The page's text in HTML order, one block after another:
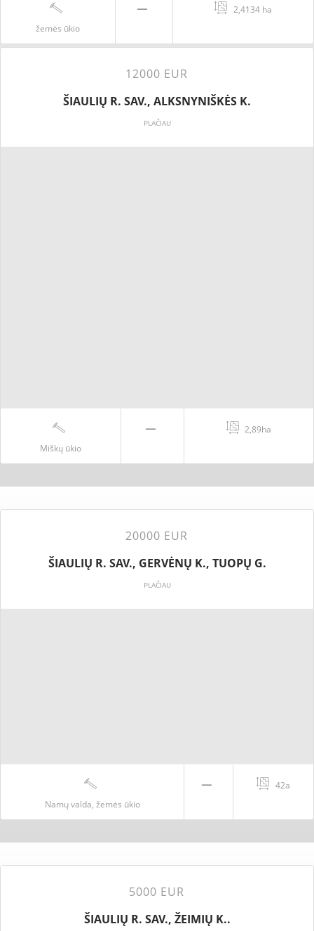
žemės ūkio
2,4134 ha
12000 EUR
ŠIAULIŲ R. SAV., ALKSNYNIŠKĖS K.
PLAČIAU
Miškų ūkio
2,89ha
20000 EUR
ŠIAULIŲ R. SAV., GERVĖNŲ K., TUOPŲ G.
PLAČIAU
Namų valda, žemės ūkio
42a
5000 EUR
ŠIAULIŲ R. SAV., ŽEIMIŲ K..